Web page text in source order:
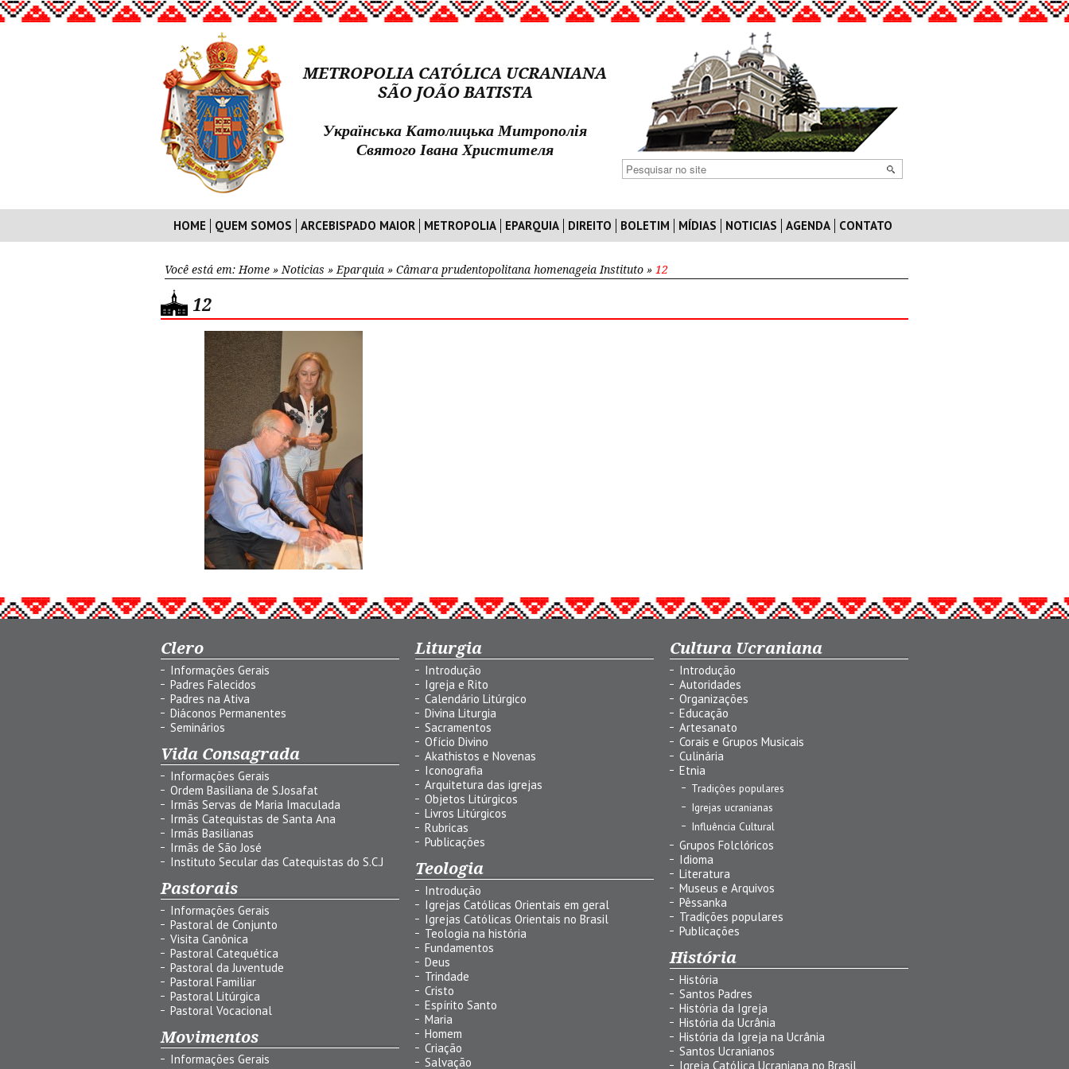
METROPOLIA CATÓLICA UCRANIANA
SÃO JOÃO BATISTA
Українська Католицька Митрополія
Святого Івана Христителя
HOME QUEM SOMOS ARCEBISPADO MAIOR METROPOLIA EPARQUIA DIREITO BOLETIM MÍDIAS NOTICIAS AGENDA CONTATO
Você está em: Home » Noticias » Eparquia » Câmara prudentopolitana homenageia Instituto » 12
12
Clero
Informações Gerais
Padres Falecidos
Padres na Ativa
Diáconos Permanentes
Seminários
Vida Consagrada
Informações Gerais
Ordem Basiliana de S.Josafat
Irmãs Servas de Maria Imaculada
Irmãs Catequistas de Santa Ana
Irmãs Basilianas
Irmãs de São José
Instituto Secular das Catequistas do S.C.J
Pastorais
Informações Gerais
Pastoral de Conjunto
Visita Canônica
Pastoral Catequética
Pastoral da Juventude
Pastoral Familiar
Pastoral Litúrgica
Pastoral Vocacional
Movimentos
Informações Gerais
Liturgia
Introdução
Igreja e Rito
Calendário Litúrgico
Divina Liturgia
Sacramentos
Ofício Divino
Akathistos e Novenas
Iconografia
Arquitetura das igrejas
Objetos Litúrgicos
Livros Litúrgicos
Rubricas
Publicações
Teologia
Introdução
Igrejas Católicas Orientais em geral
Igrejas Católicas Orientais no Brasil
Teologia na história
Fundamentos
Deus
Trindade
Cristo
Espírito Santo
Maria
Homem
Criação
Salvação
Cultura Ucraniana
Introdução
Autoridades
Organizações
Educação
Artesanato
Corais e Grupos Musicais
Culinária
Etnia
Tradições populares
Igrejas ucranianas
Influência Cultural
Grupos Folclóricos
Idioma
Literatura
Museus e Arquivos
Pêssanka
Tradições populares
Publicações
História
História
Santos Padres
História da Igreja
História da Ucrânia
História da Igreja na Ucrânia
Santos Ucranianos
Igreja Católica Ucraniana no Brasil